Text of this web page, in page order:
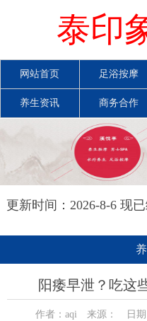
泰印
网站首页 足浴按摩
养生资讯 商务合作
更新时间：2026-8-6 现
阳痿早泄？吃这
作者：aqi 来源： 日期